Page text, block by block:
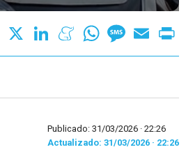
Facebook LinkedInMeneameWhatsAppMessage
Email
Publicado: 31/03/2026 · 22:26
Actualizado: 31/03/2026 · 22:26